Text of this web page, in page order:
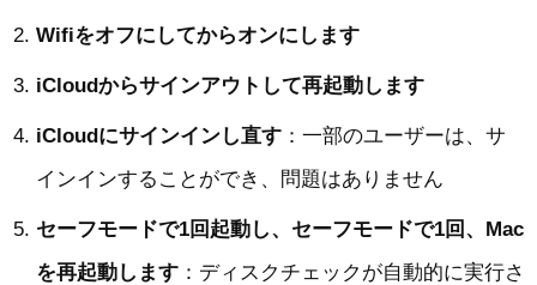
Wifiをオフにしてからオンにします
iCloudからサインアウトして再起動します
iCloudにサインインし直す ：一部のユーザーは、サ
インインすることができ、問題はありません
セーフモードで1回起動し、セーフモードで1回、Mac
を再起動します ：ディスクチェックが自動的に実行さ